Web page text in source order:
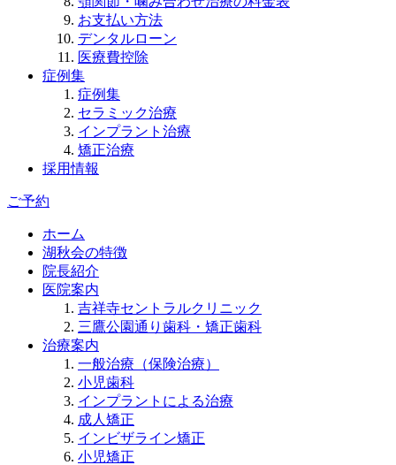
お支払い方法
デンタルローン
医療費控除
症例集
症例集
セラミック治療
インプラント治療
矯正治療
採用情報
ご予約
ホーム
湖秋会の特徴
院長紹介
医院案内
吉祥寺セントラルクリニック
三鷹公園通り歯科・矯正歯科
治療案内
一般治療（保険治療）
小児歯科
インプラントによる治療
成人矯正
インビザライン矯正
小児矯正